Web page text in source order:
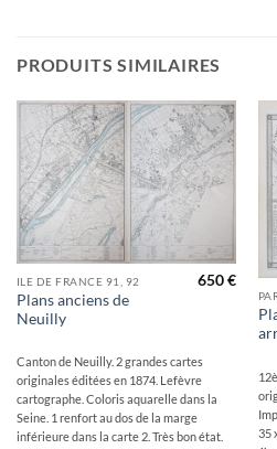
PRODUITS SIMILAIRES
Ajouter
à la
wishlist
ILE DE FRANCE 91, 92
Plans anciens de
Neuilly
650€
Canton de Neuilly. 2 grandes cartes
originales éditées en 1874. Lefèvre
cartographe. Coloris aquarelle dans la
Seine. 1 renfort au dos de la marge
inférieure dans la carte 2. Très bon état.
35